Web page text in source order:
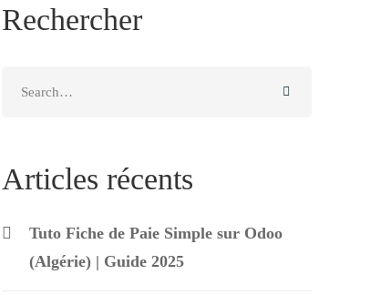
Rechercher
Articles récents
Tuto Fiche de Paie Simple sur Odoo
(Algérie) | Guide 2025